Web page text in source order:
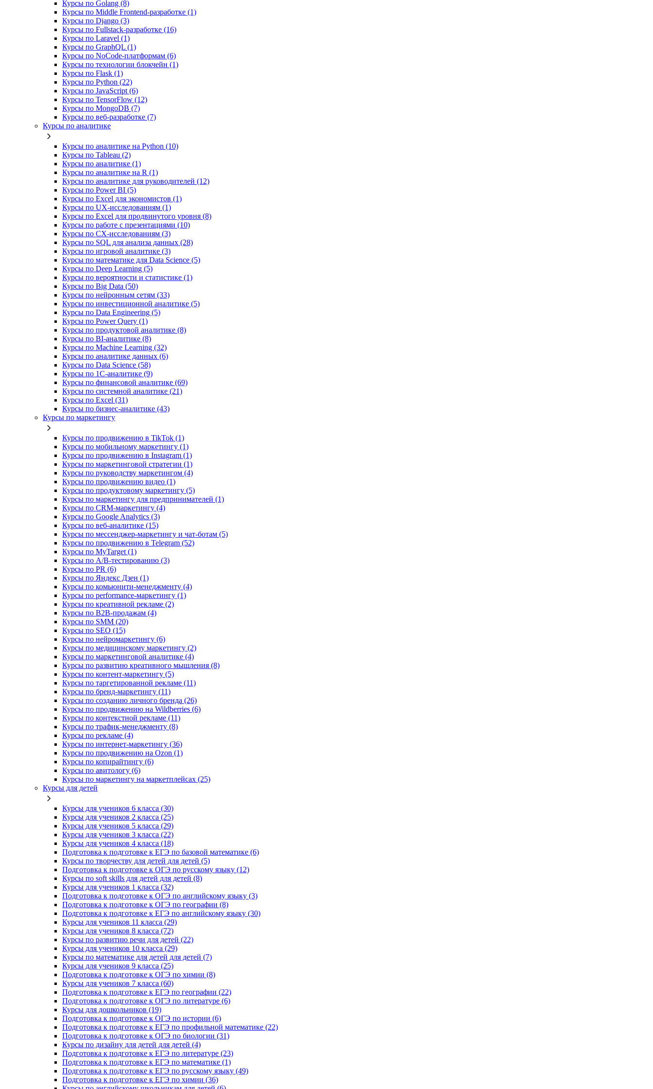
Курсы по Golang (8)
Курсы по Middle Frontend-разработке (1)
Курсы по Django (3)
Курсы по Fullstack‑разработке (16)
Курсы по Laravel (1)
Курсы по GraphQL (1)
Курсы по NoCode‑платформам (6)
Курсы по технологии блокчейн (1)
Курсы по Flask (1)
Курсы по Python (22)
Курсы по JavaScript (6)
Курсы по TensorFlow (12)
Курсы по MongoDB (7)
Курсы по веб‑разработке (7)
Курсы по аналитике
Курсы по аналитике на Python (10)
Курсы по Tableau (2)
Курсы по аналитике (1)
Курсы по аналитике на R (1)
Курсы по аналитике для руководителей (12)
Курсы по Power BI (5)
Курсы по Excel для экономистов (1)
Курсы по UX‑исследованиям (1)
Курсы по Excel для продвинутого уровня (8)
Курсы по работе с презентациями (10)
Курсы по CX-исследованиям (3)
Курсы по SQL для анализа данных (28)
Курсы по игровой аналитике (3)
Курсы по математике для Data Science (5)
Курсы по Deep Learning (5)
Курсы по вероятности и статистике (1)
Курсы по Big Data (50)
Курсы по нейронным сетям (33)
Курсы по инвестиционной аналитике (5)
Курсы по Data Engineering (5)
Курсы по Power Query (1)
Курсы по продуктовой аналитике (8)
Курсы по BI‑аналитике (8)
Курсы по Machine Learning (32)
Курсы по аналитике данных (6)
Курсы по Data Science (58)
Курсы по 1С‑аналитике (9)
Курсы по финансовой аналитике (69)
Курсы по системной аналитике (21)
Курсы по Excel (31)
Курсы по бизнес‑аналитике (43)
Курсы по маркетингу
Курсы по продвижению в TikTok (1)
Курсы по мобильному маркетингу (1)
Курсы по продвижению в Instagram (1)
Курсы по маркетинговой стратегии (1)
Курсы по руководству маркетингом (4)
Курсы по продвижению видео (1)
Курсы по продуктовому маркетингу (5)
Курсы по маркетингу для предпринимателей (1)
Курсы по CRM-маркетингу (4)
Курсы по Google Analytics (3)
Курсы по веб-аналитике (15)
Курсы по мессенджер-маркетингу и чат-ботам (5)
Курсы по продвижению в Telegram (52)
Курсы по MyTarget (1)
Курсы по A/B-тестированию (3)
Курсы по PR (6)
Курсы по Яндекс Дзен (1)
Курсы по комьюнити-менеджменту (4)
Курсы по performance-маркетингу (1)
Курсы по креативной рекламе (2)
Курсы по B2B-продажам (4)
Курсы по SMM (20)
Курсы по SEO (15)
Курсы по нейромаркетингу (6)
Курсы по медицинскому маркетингу (2)
Курсы по маркетинговой аналитике (4)
Курсы по развитию креативного мышления (8)
Курсы по контент-маркетингу (5)
Курсы по таргетированной рекламе (11)
Курсы по бренд-маркетингу (11)
Курсы по созданию личного бренда (26)
Курсы по продвижению на Wildberries (6)
Курсы по контекстной рекламе (11)
Курсы по трафик-менеджменту (8)
Курсы по рекламе (4)
Курсы по интернет-маркетингу (36)
Курсы по продвижению на Ozon (1)
Курсы по копирайтингу (6)
Курсы по авитологу (6)
Курсы по маркетингу на маркетплейсах (25)
Курсы для детей
Курсы для учеников 6 класса (30)
Курсы для учеников 2 класса (25)
Курсы для учеников 5 класса (29)
Курсы для учеников 3 класса (22)
Курсы для учеников 4 класса (18)
Подготовка к подготовке к ЕГЭ по базовой математике (6)
Курсы по творчеству для детей для детей (5)
Подготовка к подготовке к ОГЭ по русскому языку (12)
Курсы по soft skills для детей для детей (8)
Курсы для учеников 1 класса (32)
Подготовка к подготовке к ОГЭ по английскому языку (3)
Подготовка к подготовке к ОГЭ по географии (8)
Подготовка к подготовке к ЕГЭ по английскому языку (30)
Курсы для учеников 11 класса (29)
Курсы для учеников 8 класса (72)
Курсы по развитию речи для детей (22)
Курсы для учеников 10 класса (29)
Курсы по математике для детей для детей (7)
Курсы для учеников 9 класса (25)
Подготовка к подготовке к ОГЭ по химии (8)
Курсы для учеников 7 класса (60)
Подготовка к подготовке к ЕГЭ по географии (22)
Подготовка к подготовке к ОГЭ по литературе (6)
Курсы для дошкольников (19)
Подготовка к подготовке к ОГЭ по истории (6)
Подготовка к подготовке к ЕГЭ по профильной математике (22)
Подготовка к подготовке к ОГЭ по биологии (31)
Курсы по дизайну для детей для детей (4)
Подготовка к подготовке к ЕГЭ по литературе (23)
Подготовка к подготовке к ЕГЭ по математике (1)
Подготовка к подготовке к ЕГЭ по русскому языку (49)
Подготовка к подготовке к ЕГЭ по химии (36)